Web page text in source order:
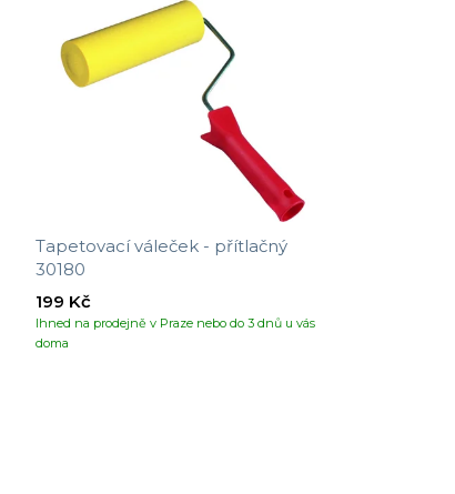
Tapetovací váleček - přítlačný
30180
Ihned na prodejně v Praze nebo do 3 dnů u vás
doma
199 Kč